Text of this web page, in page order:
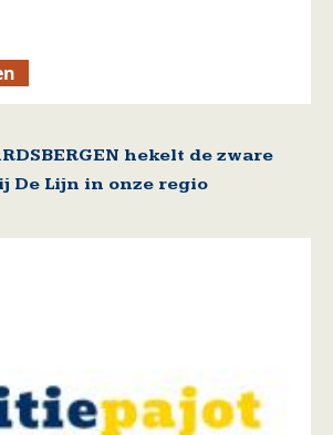
hekelt de zware
De Lijn in onze regio